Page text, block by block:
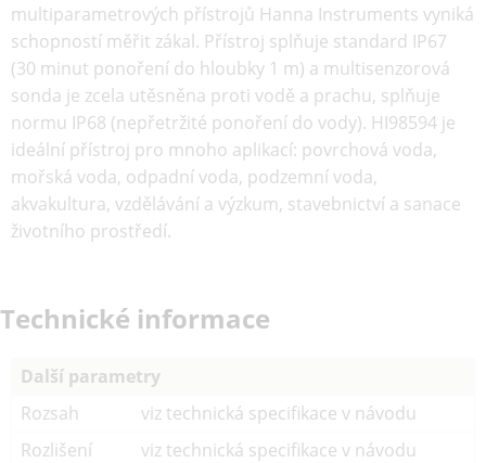
multiparametrových přístrojů Hanna Instruments vyniká
schopností měřit zákal. Přístroj splňuje standard IP67
(30 minut ponoření do hloubky 1 m) a multisenzorová
sonda je zcela utěsněna proti vodě a prachu, splňuje
normu IP68 (nepřetržité ponoření do vody). HI98594 je
ideální přístroj pro mnoho aplikací: povrchová voda,
mořská voda, odpadní voda, podzemní voda,
akvakultura, vzdělávání a výzkum, stavebnictví a sanace
životního prostředí.
Technické informace
Další parametry
Rozsah
viz technická specifikace v návodu
Rozlišení
viz technická specifikace v návodu